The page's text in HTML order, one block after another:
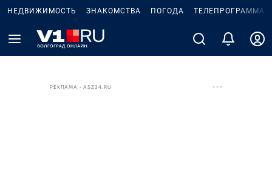
НЕДВИЖИМОСТЬ ЗНАКОМСТВА ПОГОДА ТЕЛЕПРОГРАММА
РЕКЛАМА • ASZ34.RU